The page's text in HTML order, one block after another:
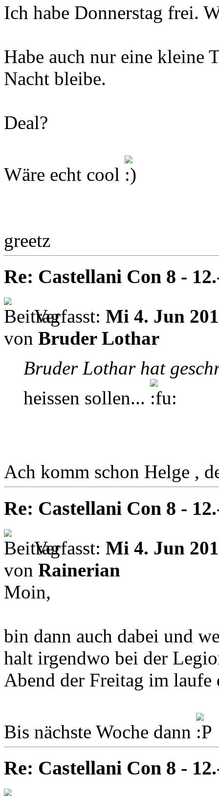
Ich habe Donnerstag frei.
Habe auch nur eine kleine
Nacht bleibe.
Deal?
Wäre echt cool
greetz
Re: Castellani Con 8 -
Verfasst: Mi 4. Jun
von Bruder Lothar
Bruder Lothar hat
heissen sollen...
Ach komm schon Helge ,
Re: Castellani Con 8 -
Verfasst: Mi 4. Jun
von Rainerian
Moin,
bin dann auch dabei und
halt irgendwo bei der
Abend der Freitag im laufe
Bis nächste Woche dann
Re: Castellani Con 8 -